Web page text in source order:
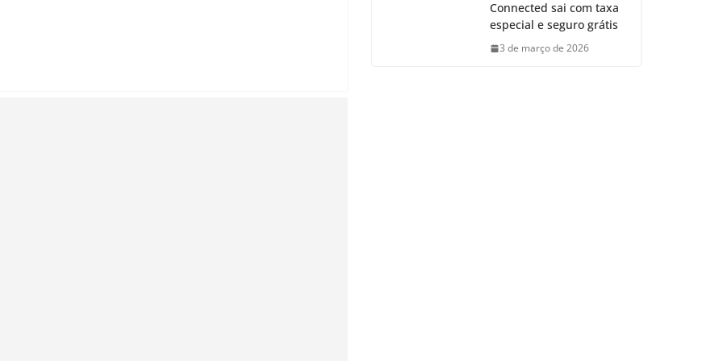
Connected sai com taxa
especial e seguro grátis
3 de março de 2026